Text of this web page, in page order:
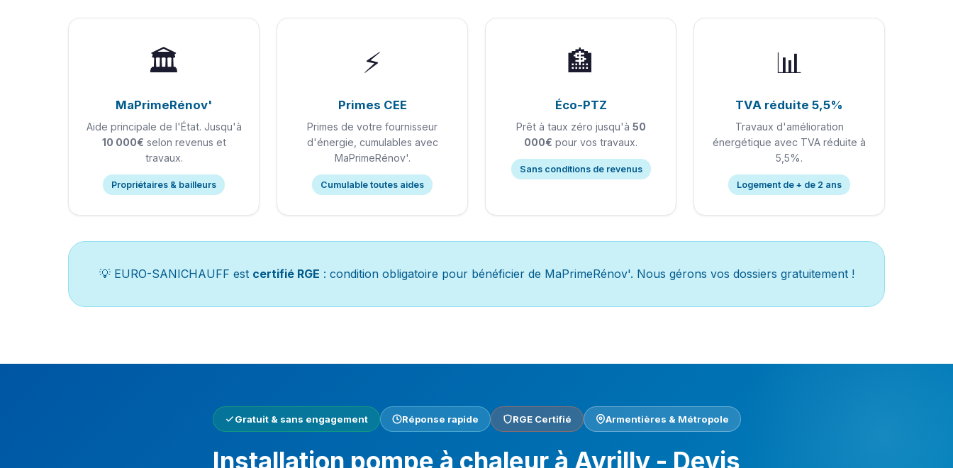
🏛️
MaPrimeRénov'
Aide principale de l'État. Jusqu'à
10 000€ selon revenus et
travaux.
Propriétaires & bailleurs
⚡
Primes CEE
Primes de votre fournisseur
d'énergie, cumulables avec
MaPrimeRénov'.
Cumulable toutes aides
🏦
Éco-PTZ
Prêt à taux zéro jusqu'à 50
000€ pour vos travaux.
Sans conditions de revenus
📊
TVA réduite 5,5%
Travaux d'amélioration
énergétique avec TVA réduite à
5,5%.
Logement de + de 2 ans
💡 EURO-SANICHAUFF est certifié RGE : condition obligatoire pour bénéficier de MaPrimeRénov'. Nous gérons vos dossiers gratuitement !
Gratuit & sans engagement Réponse rapide RGE Certifié Armentières & Métropole
Installation pompe à chaleur à Avrilly - Devis